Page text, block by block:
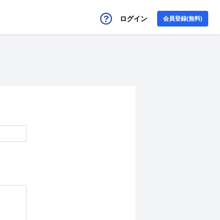
ログイン 会員登録(無料)